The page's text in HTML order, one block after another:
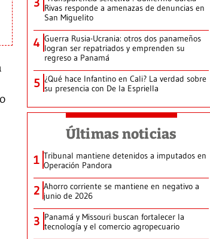
Rivas responde a amenazas de denuncias en
San Miguelito
4 Guerra Rusia-Ucrania: otros dos panameños
logran ser repatriados y emprenden su
regreso a Panamá
5 ¿Qué hace Infantino en Cali? La verdad sobre
su presencia con De la Espriella
Últimas noticias
1 Tribunal mantiene detenidos a imputados en
Operación Pandora
2 Ahorro corriente se mantiene en negativo a
junio de 2026
3 Panamá y Missouri buscan fortalecer la
tecnología y el comercio agropecuario